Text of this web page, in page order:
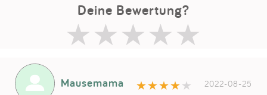
Deine Bewertung?
Mausemama 2022-08-25